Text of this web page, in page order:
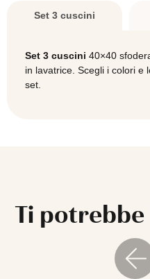
quantità
Set 3 cuscini
Set 3 cuscini 40×40
in lavatrice. Scegli i colori e
set.
Ti